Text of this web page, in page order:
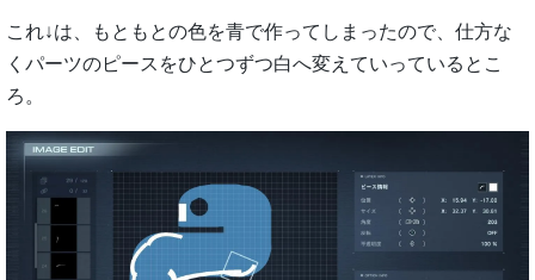
これ↓は、もともとの色を青で作ってしまったので、仕方な
くパーツのピースをひとつずつ白へ変えていっているとこ
ろ。